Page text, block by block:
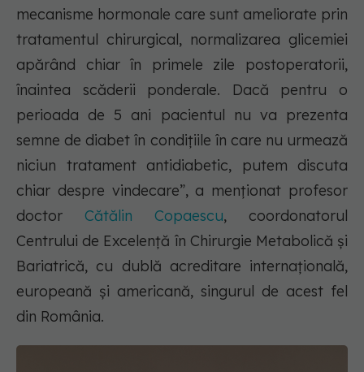
mecanisme hormonale care sunt ameliorate prin
tratamentul chirurgical, normalizarea glicemiei
apărând chiar în primele zile postoperatorii,
înaintea scăderii ponderale. Dacă pentru o
perioada de 5 ani pacientul nu va prezenta
semne de diabet în condițiile în care nu urmează
niciun tratament antidiabetic, putem discuta
chiar despre vindecare”, a menționat profesor
doctor Cătălin Copaescu, coordonatorul
Centrului de Excelență în Chirurgie Metabolică și
Bariatrică, cu dublă acreditare internațională,
europeană și americană, singurul de acest fel
din România.